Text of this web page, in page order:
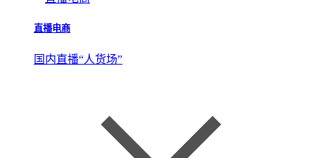
直播电商
国内直播“人货场”